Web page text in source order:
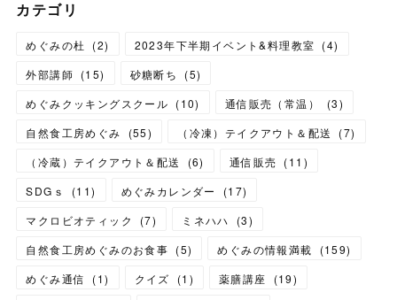
カテゴリ
めぐみの杜 (2) 2023年下半期イベント&料理教室 (4)
外部講師 (15) 砂糖断ち (5)
めぐみクッキングスクール (10) 通信販売（常温） (3)
自然食工房めぐみ
(55) （冷凍）テイクアウト＆配送 (7)
（冷蔵）テイクアウト＆配送
(6) 通信販売 (11 )
SDGｓ
(11) めぐみカレンダー (17)
マクロビオティック
(7) ミネハハ (3)
自然食工房めぐみのお食事 (5) めぐみの情報満載 (159)
めぐみ通信
(1) クイズ (1 ) 薬膳講座 (19)